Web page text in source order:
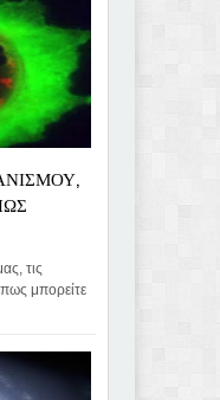
τις
πως μπορείτε